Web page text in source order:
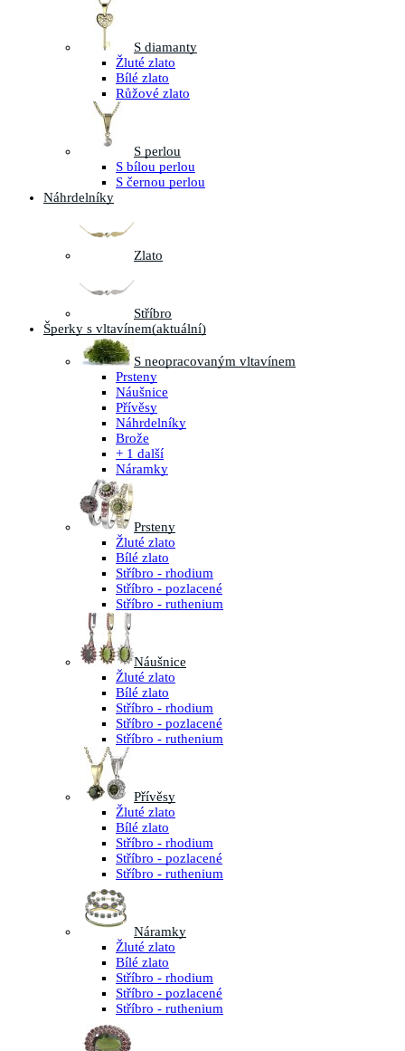
S diamanty
Žluté zlato
Bílé zlato
Růžové zlato
S perlou
S bílou perlou
S černou perlou
Náhrdelníky
Zlato
Stříbro
Šperky s vltavínem(aktuální)
S neopracovaným vltavínem
Prsteny
Náušnice
Přívěsy
Náhrdelníky
Brože
+ 1 další
Náramky
Prsteny
Žluté zlato
Bílé zlato
Stříbro - rhodium
Stříbro - pozlacené
Stříbro - ruthenium
Náušnice
Žluté zlato
Bílé zlato
Stříbro - rhodium
Stříbro - pozlacené
Stříbro - ruthenium
Přívěsy
Žluté zlato
Bílé zlato
Stříbro - rhodium
Stříbro - pozlacené
Stříbro - ruthenium
Náramky
Žluté zlato
Bílé zlato
Stříbro - rhodium
Stříbro - pozlacené
Stříbro - ruthenium